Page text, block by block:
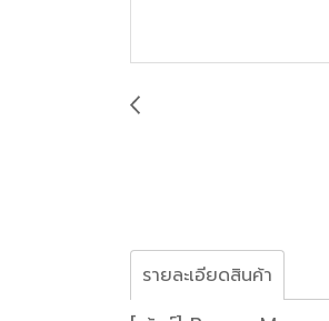
รายละเอียดสินค้า